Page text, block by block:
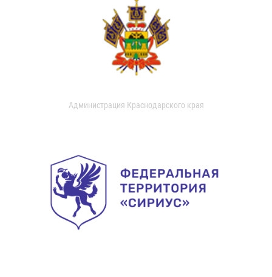
Администрация Краснодарского края